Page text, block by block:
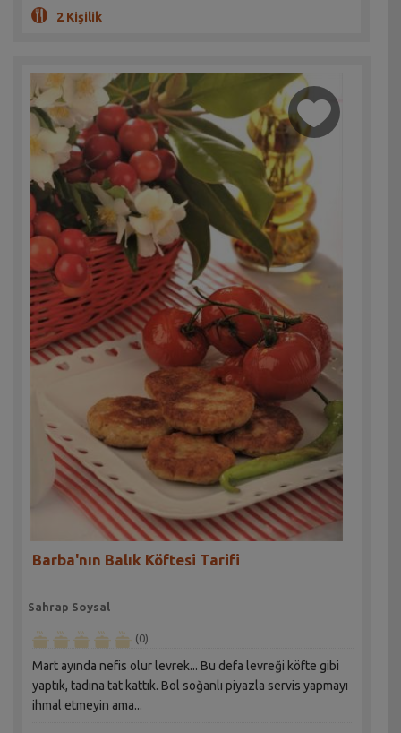
2 Kişilik
Barba'nın Balık Köftesi Tarifi
Sahrap Soysal
(0)
Mart ayında nefis olur levrek... Bu defa levreği köfte gibi
yaptık, tadına tat kattık. Bol soğanlı piyazla servis yapmayı
ihmal etmeyin ama...